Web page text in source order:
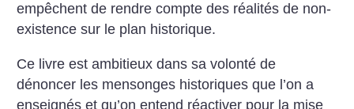
empêchent de rendre compte des réalités de non-
existence sur le plan historique.
Ce livre est ambitieux dans sa volonté de
dénoncer les mensonges historiques que l’on a
enseignés et qu’on entend réactiver pour la mise